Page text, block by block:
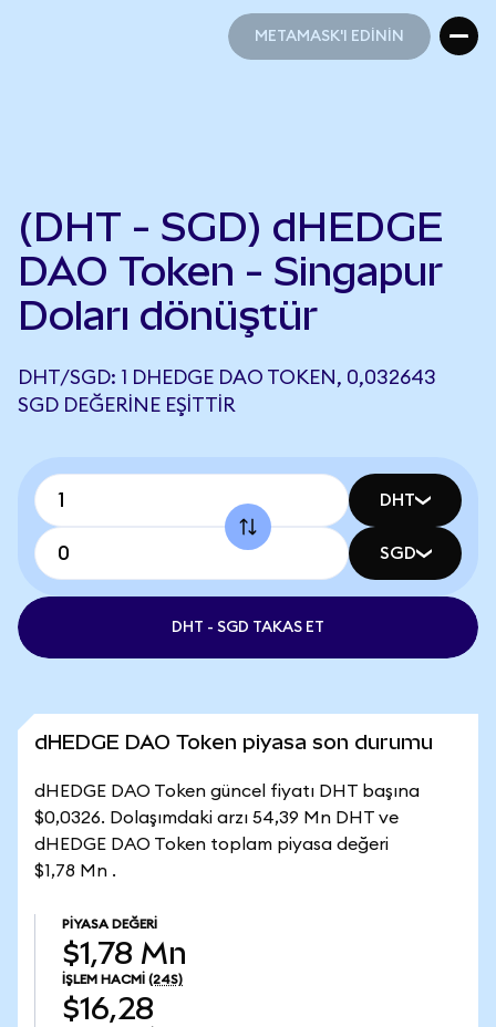
METAMASK'I EDİNİN
(DHT - SGD) dHEDGE
DAO Token - Singapur
Doları dönüştür
DHT/SGD: 1 DHEDGE DAO TOKEN, 0,032643
SGD DEĞERINE EŞITTIR
DHT
SGD
DHT - SGD TAKAS ET
dHEDGE DAO Token piyasa son durumu
dHEDGE DAO Token güncel fiyatı DHT başına
$0,0326. Dolaşımdaki arzı 54,39 Mn DHT ve
dHEDGE DAO Token toplam piyasa değeri
$1,78 Mn .
PIYASA DEĞERI
$1,78 Mn
İŞLEM HACMI (24S)
$16,28